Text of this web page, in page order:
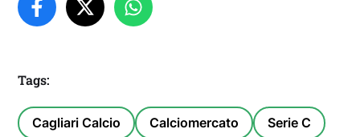
Tags:
Cagliari Calcio Calciomercato Serie C